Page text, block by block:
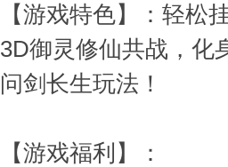
【游戏特色】：轻松
3D御灵修仙共战，化
问剑长生玩法！
【游戏福利】：